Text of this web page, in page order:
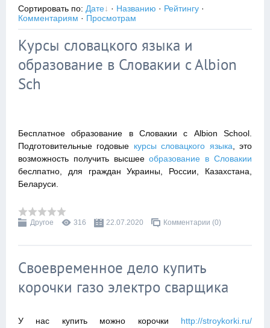
Сортировать по: Дате · Названию · Рейтингу ·
Комментариям · Просмотрам
Курсы словацкого языка и
образование в Словакии c Albion
Sch
Бесплатное образование в Словакии с Albion School.
Подготовительные годовые курсы словацкого языка , это
возможность получить высшееобразование в Словакии
беслпатно, для граждан Украины, России, Казахстана,
Беларуси.
Другое 316 22.07.2020 Комментарии (0)
Своевременное дело купить
корочки газо электро сварщика
У нас купить можно корочки http://stroykorki.ru/